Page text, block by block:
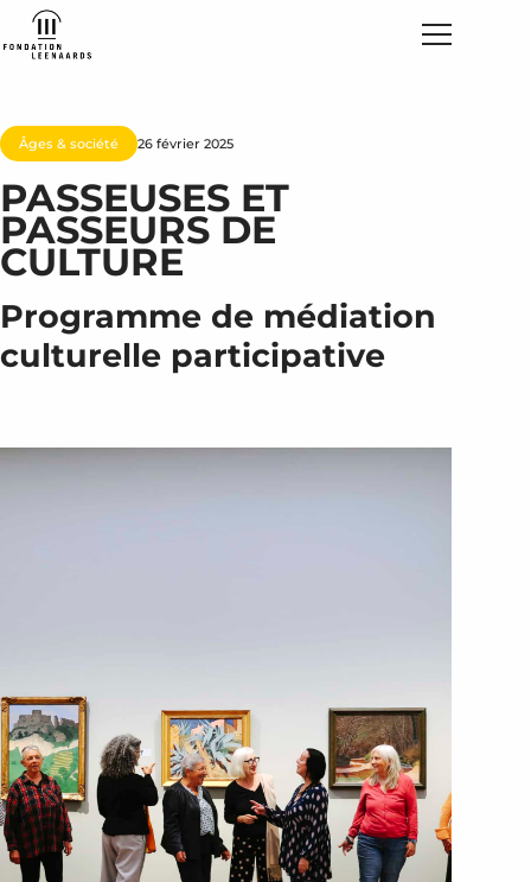
Âges & société 26 février 2025
PASSEUSES ET
PASSEURS DE
CULTURE
Programme de médiation
culturelle participative